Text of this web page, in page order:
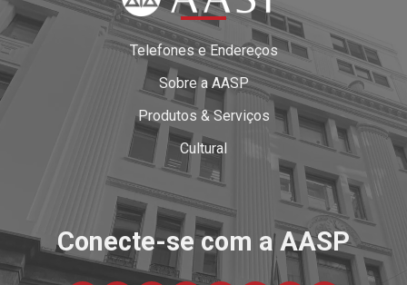
Telefones e Endereços
Sobre a AASP
Produtos & Serviços
Cultural
Conecte-se com a AASP